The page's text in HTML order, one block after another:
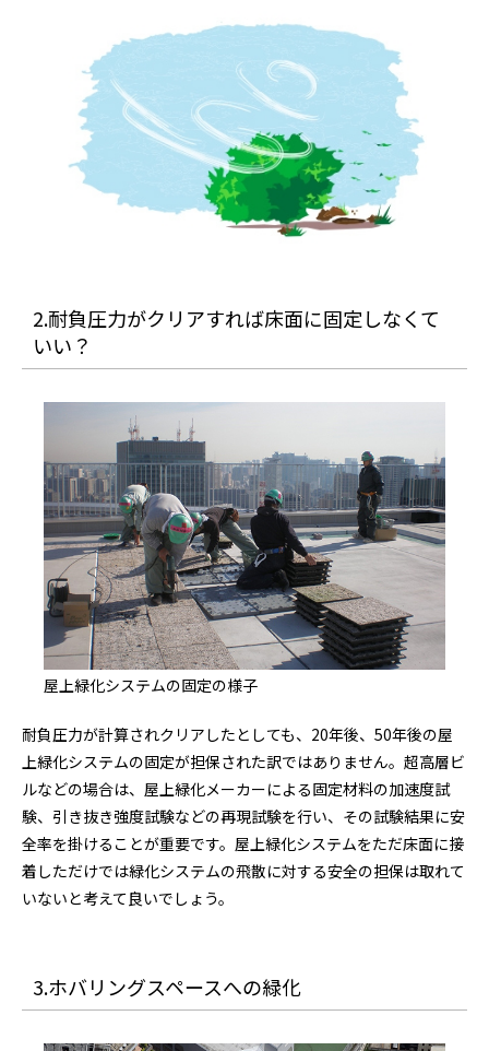
2.耐負圧力がクリアすれば床面に固定しなくて
いい？
屋上緑化システムの固定の様子
耐負圧力が計算されクリアしたとしても、20年後、50年後の屋
上緑化システムの固定が担保された訳ではありません。超高層ビ
ルなどの場合は、屋上緑化メーカーによる固定材料の加速度試
験、引き抜き強度試験などの再現試験を行い、その試験結果に安
全率を掛けることが重要です。屋上緑化システムをただ床面に接
着しただけでは緑化システムの飛散に対する安全の担保は取れて
いないと考えて良いでしょう。
3.ホバリングスペースへの緑化